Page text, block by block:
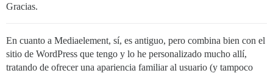
Gracias.
En cuanto a Mediaelement, sí, es antiguo, pero combina bien con el
sitio de WordPress que tengo y lo he personalizado mucho allí,
tratando de ofrecer una apariencia familiar al usuario (y tampoco